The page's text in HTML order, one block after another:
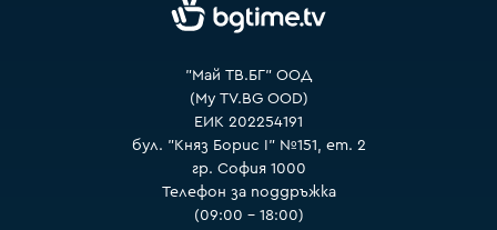
"Май ТВ.БГ" ООД
(My TV.BG OOD)
ЕИК 202254191
бул. "Княз Борис I" №151, ет. 2
гр. София 1000
Телефон за поддръжка
(09:00 – 18:00)